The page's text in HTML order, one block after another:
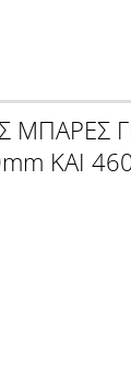
ΜΠΑΡΕΣ
ΚΑΙ
ΓΙΑ